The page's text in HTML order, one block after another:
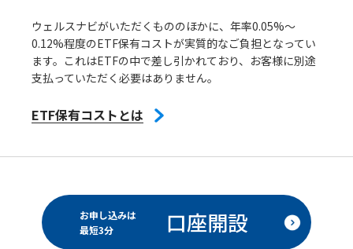
ウェルスナビがいただくもののほかに、年率0.05%～
0.12%程度のETF保有コストが実質的なご負担となってい
ます。これはETFの中で差し引かれており、お客様に別途
支払っていただく必要はありません。
ETF保有コストとは
お申し込みは
最短3分
口座開設